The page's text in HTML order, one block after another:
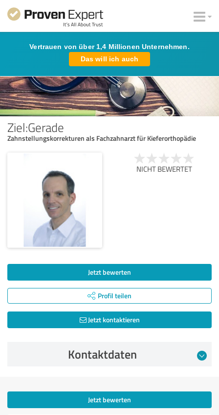
Vertrauen von über 1,4 Millionen Unternehmen.
Das will ich auch
Ziel:Gerade
Zahnstellungskorrekturen als Fachzahnarzt für Kieferorthopädie
NICHT BEWERTET
Jetzt bewerten
Profil teilen
Jetzt kontaktieren
Kontaktdaten
Jetzt bewerten